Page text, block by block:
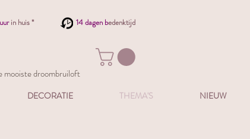
in huis * 14 dagen bedenktijd
mooiste droombruiloft
DECORATIE THEMA'S NIEUW